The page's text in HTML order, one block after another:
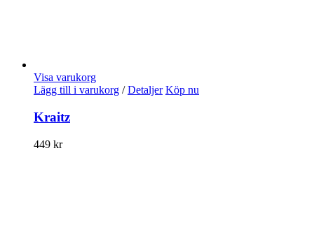
Visa varukorg
Lägg till i varukorg / Detaljer Köp nu
Kraitz
449 kr